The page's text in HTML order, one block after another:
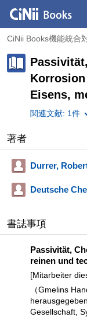
CiNii Books機能統合
Eisens,
関連文献: 1件
著者
Durrer,
Deutsche
書誌事項
Passivität,
reinen und
[Mitarbeiter
（Gmelins
Gesellschaft,